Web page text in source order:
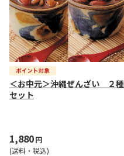
＜お中元＞沖縄ぜんざい ２種
セット
1,880円
(送料・税込)